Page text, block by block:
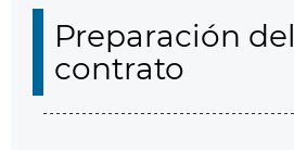
Preparación del
contrato